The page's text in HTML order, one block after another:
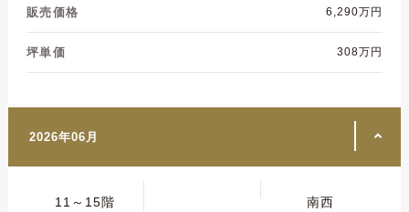
販売価格 6,290万円
坪単価 308万円
2026年06月
11～15階 南西